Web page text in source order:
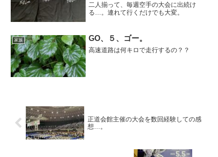
二人揃って、毎週空手の大会に出続け
る…。連れて行くだけでも大変。
家族 GO、５、ゴー。
高速道路は何キロで走行するの？？
正道会館主催の大会を数回経験しての感
想…。